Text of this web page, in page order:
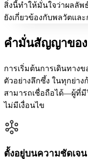
สิ่งนี้ทำให้มั่นใจว่าผลลัพ
ยังเกี่ยวข้องกับพลวัตแล
คำมั่นสัญญาขอ
การเริ่มต้นการเดินทางข
ตัวอย่างลึกซึ้ง ในทุกย่า
สามารถเชื่อถือได้—ผู้ที่
ไม่มีเงื่อนไข
ตั้งอยู่บนความชัดเจน